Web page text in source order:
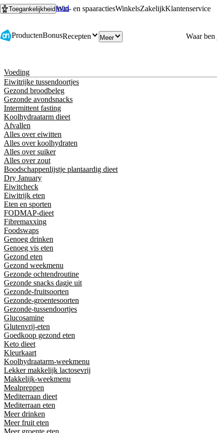
Ga naar hoofdinhoud
Ga naar zoeken
ToegankelijkheidWin- en spaaractiesWinkelsZakelijkKlantenservice
ProductenBonusRecepten Meer
Voeding
Eiwitrijke tussendoortjes
Gezond broodbeleg
Gezonde avondsnacks
Intermittent fasting
Koolhydraatarm dieet
Afvallen
Alles over eiwitten
Alles over koolhydraten
Alles over suiker
Alles over zout
Boodschappenlijstje plantaardig dieet
Dry January
Eiwitcheck
Eiwitrijk eten
Eten en sporten
FODMAP-dieet
Fibremaxxing
Foodswaps
Genoeg drinken
Genoeg vis eten
Gezond eten
Gezond weekmenu
Gezonde ochtendroutine
Gezonde snacks dagje uit
Gezonde-fruitsoorten
Gezonde-groentesoorten
Gezonde-tussendoortjes
Glucosamine
Glutenvrij-eten
Goedkoop gezond eten
Keto dieet
Kleurkaart
Koolhydraatarm-weekmenu
Lekker makkelijk lactosevrij
Makkelijk-weekmenu
Mealpreppen
Mediterraan dieet
Mediterraan eten
Meer drinken
Meer fruit eten
Meer groente eten